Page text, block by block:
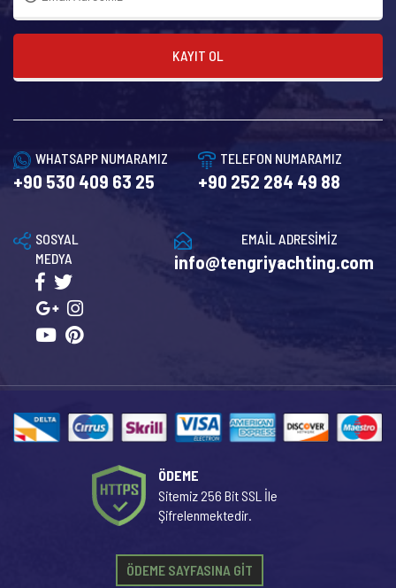
KAYIT OL
WHATSAPP NUMARAMIZ
+90 530 409 63 25
TELEFON NUMARAMIZ
+90 252 284 49 88
EMAİL ADRESİMİZ
info@tengriyachting.com
SOSYAL
MEDYA
ÖDEME
Sitemiz 256 Bit SSL İle
Şifrelenmektedir.
ÖDEME SAYFASINA GİT